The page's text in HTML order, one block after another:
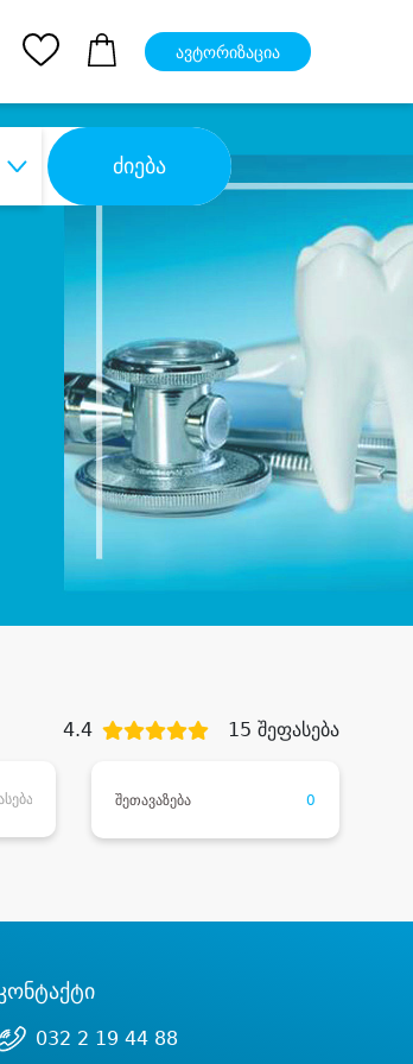
ავტორიზაცია
ძიება
დანაზოგით
4.4 15 შეფასება
შეთავაზება 0
032 2 19 44 88